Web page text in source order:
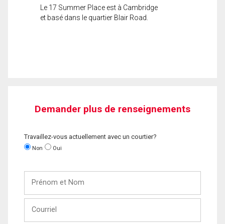
Le 17 Summer Place est à Cambridge
et basé dans le quartier Blair Road.
Demander plus de renseignements
Travaillez-vous actuellement avec un courtier?
Non Oui
Nom